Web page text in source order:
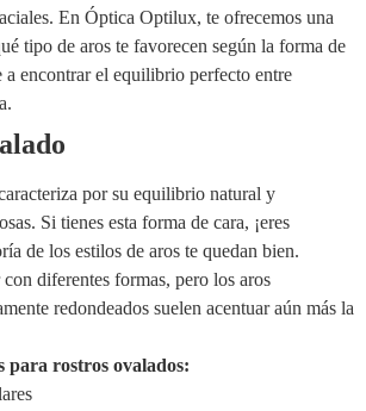
En Óptica Optilux, te ofrecemos una
tipo de aros te favorecen según la forma de
a encontrar el equilibrio perfecto entre
por su equilibrio natural y
Si tienes esta forma de cara, ¡eres
de los estilos de aros te quedan bien.
diferentes formas, pero los aros
redondeados suelen acentuar aún más la
para rostros ovalados: